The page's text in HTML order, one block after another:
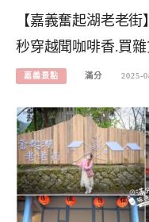
【嘉義奮起湖老老
秒穿越聞咖啡香.買雜
嘉義景點 滿分 2025-